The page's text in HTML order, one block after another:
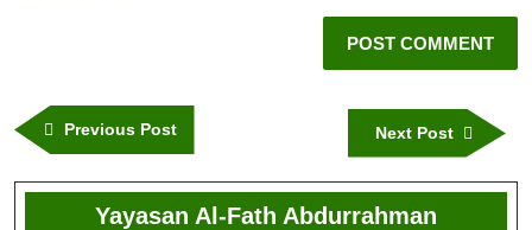
Previous Post Next Post
Yayasan Al-Fath Abdurrahman